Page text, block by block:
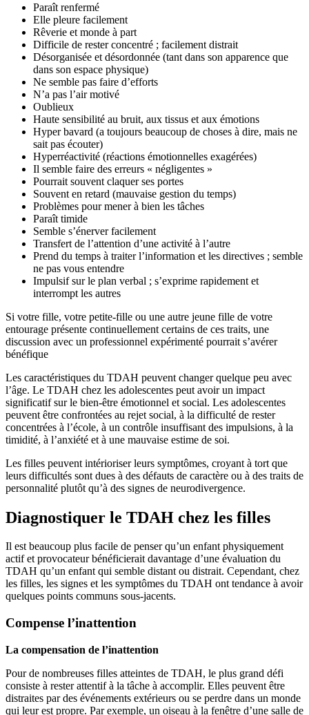
Paraît renfermé
Elle pleure facilement
Rêverie et monde à part
Difficile de rester concentré ; facilement distrait
Désorganisée et désordonnée (tant dans son apparence que
dans son espace physique)
Ne semble pas faire d’efforts
N’a pas l’air motivé
Oublieux
Haute sensibilité au bruit, aux tissus et aux émotions
Hyper bavard (a toujours beaucoup de choses à dire, mais ne
sait pas écouter)
Hyperréactivité (réactions émotionnelles exagérées)
Il semble faire des erreurs « négligentes »
Pourrait souvent claquer ses portes
Souvent en retard (mauvaise gestion du temps)
Problèmes pour mener à bien les tâches
Paraît timide
Semble s’énerver facilement
Transfert de l’attention d’une activité à l’autre
Prend du temps à traiter l’information et les directives ; semble
ne pas vous entendre
Impulsif sur le plan verbal ; s’exprime rapidement et
interrompt les autres
Si votre fille, votre petite-fille ou une autre jeune fille de votre
entourage présente continuellement certains de ces traits, une
discussion avec un professionnel expérimenté pourrait s’avérer
bénéfique
Les caractéristiques du TDAH peuvent changer quelque peu avec
l’âge. Le TDAH chez les adolescentes peut avoir un impact
significatif sur le bien-être émotionnel et social. Les adolescentes
peuvent être confrontées au rejet social, à la difficulté de rester
concentrées à l’école, à un contrôle insuffisant des impulsions, à la
timidité, à l’anxiété et à une mauvaise estime de soi.
Les filles peuvent intérioriser leurs symptômes, croyant à tort que
leurs difficultés sont dues à des défauts de caractère ou à des traits de
personnalité plutôt qu’à des signes de neurodivergence.
Diagnostiquer le TDAH chez les filles
Il est beaucoup plus facile de penser qu’un enfant physiquement
actif et provocateur bénéficierait davantage d’une évaluation du
TDAH qu’un enfant qui semble distant ou distrait. Cependant, chez
les filles, les signes et les symptômes du TDAH ont tendance à avoir
quelques points communs sous-jacents.
Compense l’inattention
La compensation de l’inattention
Pour de nombreuses filles atteintes de TDAH, le plus grand défi
consiste à rester attentif à la tâche à accomplir. Elles peuvent être
distraites par des événements extérieurs ou se perdre dans un monde
qui leur est propre. Par exemple, un oiseau à la fenêtre d’une salle de